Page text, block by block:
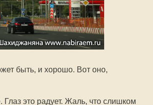
быть, и хорошо. Вот оно,
это радует. Жаль, что слишком